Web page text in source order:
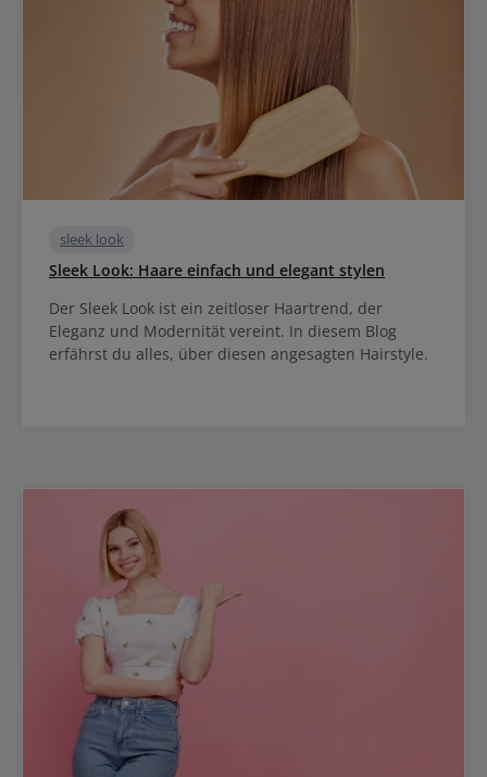
sleek look
Sleek Look: Haare einfach und elegant stylen
Der Sleek Look ist ein zeitloser Haartrend, der
Eleganz und Modernität vereint. In diesem Blog
erfährst du alles, über diesen angesagten Hairstyle.